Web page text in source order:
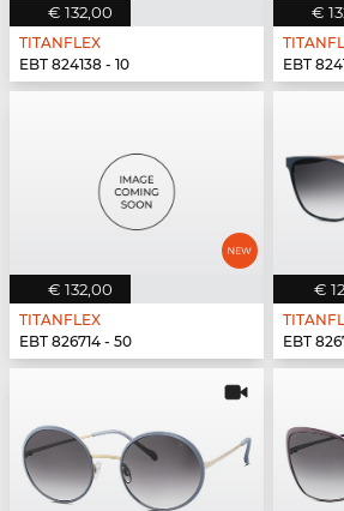
€ 132,00
TITANFLEX
EBT 824138 - 10
€
EBT
€ 132,00
TITANFLEX
EBT 826714 - 50
€
EBT